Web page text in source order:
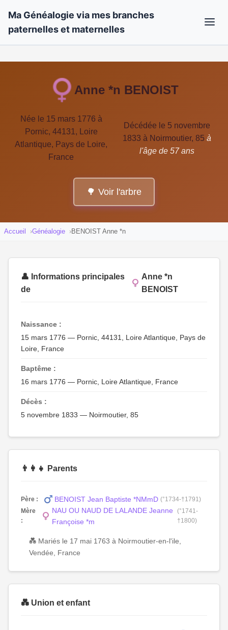
Ma Généalogie via mes branches
paternelles et maternelles
Anne *n BENOIST
Née le 15 mars 1776 à
Pornic, 44131, Loire
Atlantique, Pays de Loire,
France
Décédée le 5 novembre
1833 à Noirmoutier, 85 à
l'âge de 57 ans
🌳 Voir l'arbre
Accueil Généalogie BENOIST Anne *n
👤 Informations principales
de
Anne *n
BENOIST
Naissance :
15 mars 1776 — Pornic, 44131, Loire Atlantique, Pays de
Loire, France
Baptême :
16 mars 1776 — Pornic, Loire Atlantique, France
Décès :
5 novembre 1833 — Noirmoutier, 85
👨‍👩‍👧 Parents
Père : BENOIST Jean Baptiste *NMmD (°1734-†1791)
Mère
:
NAU OU NAUD DE LALANDE Jeanne
Françoise *m
(°1741-
†1800)
💑 Mariés le 17 mai 1763 à Noirmoutier-en-l'ile,
Vendée, France
💑 Union et enfant